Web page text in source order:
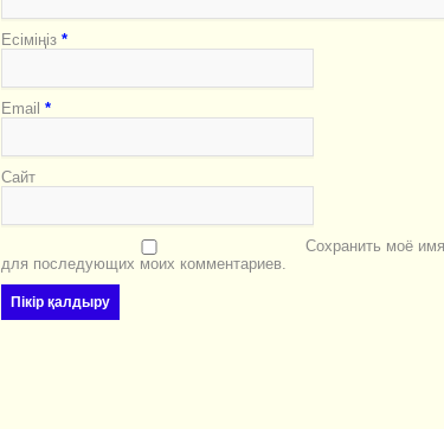
Есіміңіз *
Email *
Сайт
Сохранить моё
для последующих моих комментариев.